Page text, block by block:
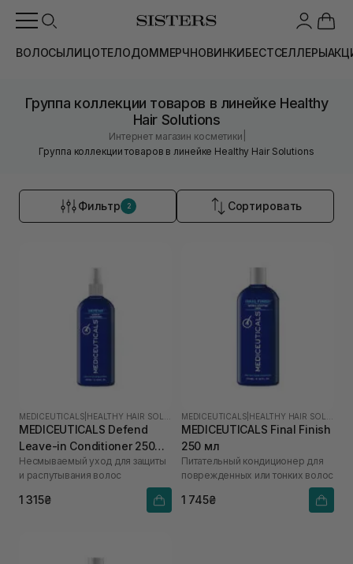
ВОЛОСЫЛИЦОТЕЛОДОММЕРЧНОВИНКИБЕСТСЕЛЛЕРЫ
Группа коллекции товаров в линейке Healthy
Hair Solutions
Интернет магазин косметики
Группа коллекции товаров в линейке Healthy Hair Solutions
Фильтр 2 Сортировать
MEDICEUTICALS
MEDICEUTICALS Defend
Leave-in Conditioner 250
мл
Несмываемый уход для защиты
и распутывания волос
1 315₴
MEDICEUTICALS
MEDICEUTICALS Final Finish
250 мл
Питательный кондиционер для
поврежденных или тонких волос
1 745₴